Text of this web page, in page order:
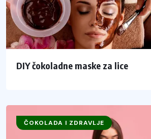
DIY čokoladne maske za lice
ČOKOLADA I ZDRAVLJE